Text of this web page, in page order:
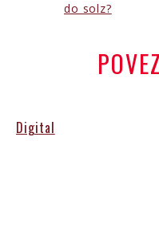
do solz?
Digital